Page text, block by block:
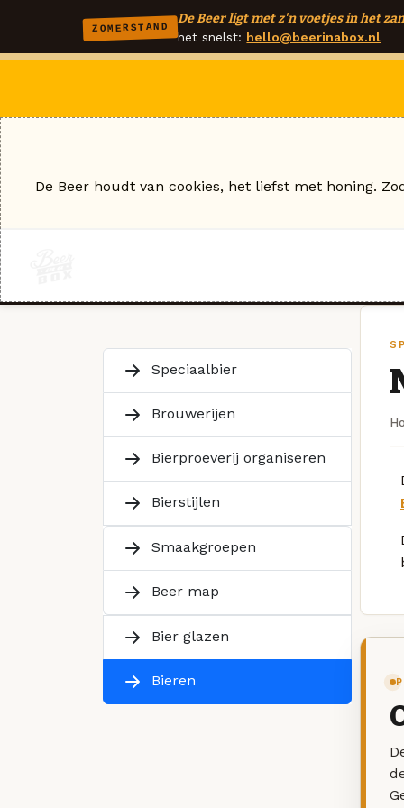
ZOMERSTAND
De Beer ligt met z'n voetjes in het
het snelst: hello@beerinabox.nl
Speciaalbier
Brouwerijen
Bierproeverij organiseren
Bierstijlen
Smaakgroepen
Beer map
Bier glazen
Bieren
De Beer houdt van cookies, het liefst met honing.